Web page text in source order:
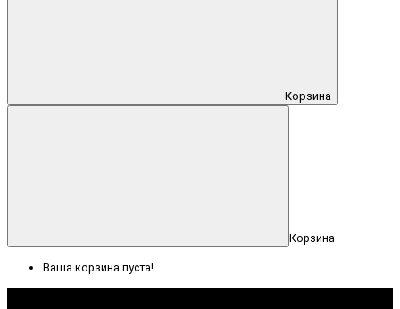
Корзина
Корзина
Ваша корзина пуста!